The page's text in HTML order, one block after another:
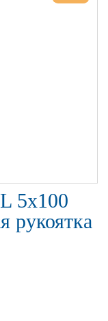
5х100
рукоятка